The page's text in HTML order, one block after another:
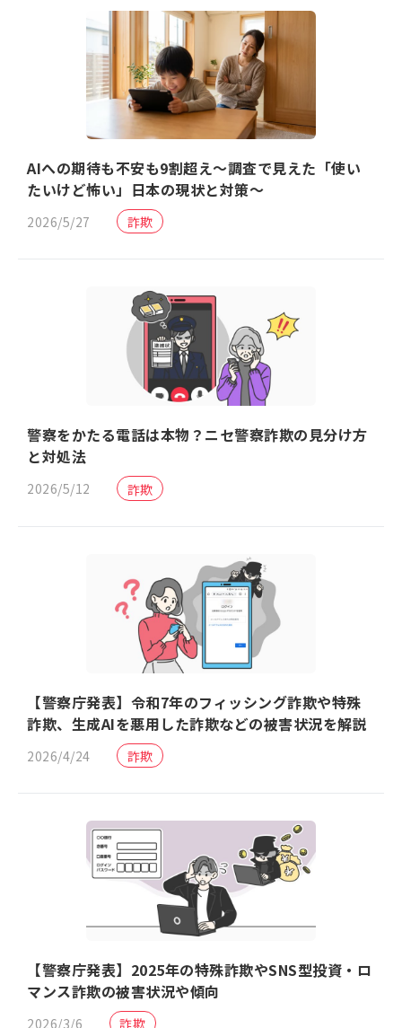
AIへの期待も不安も9割超え〜調査で見えた「使い
たいけど怖い」日本の現状と対策〜
2026/5/27 詐欺
警察をかたる電話は本物？ニセ警察詐欺の見分け方
と対処法
2026/5/12 詐欺
【警察庁発表】令和7年のフィッシング詐欺や特殊
詐欺、生成AIを悪用した詐欺などの被害状況を解説
2026/4/24 詐欺
【警察庁発表】2025年の特殊詐欺やSNS型投資・ロ
マンス詐欺の被害状況や傾向
2026/3/6 詐欺